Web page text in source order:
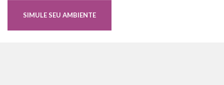
SIMULE SEU AMBIENTE